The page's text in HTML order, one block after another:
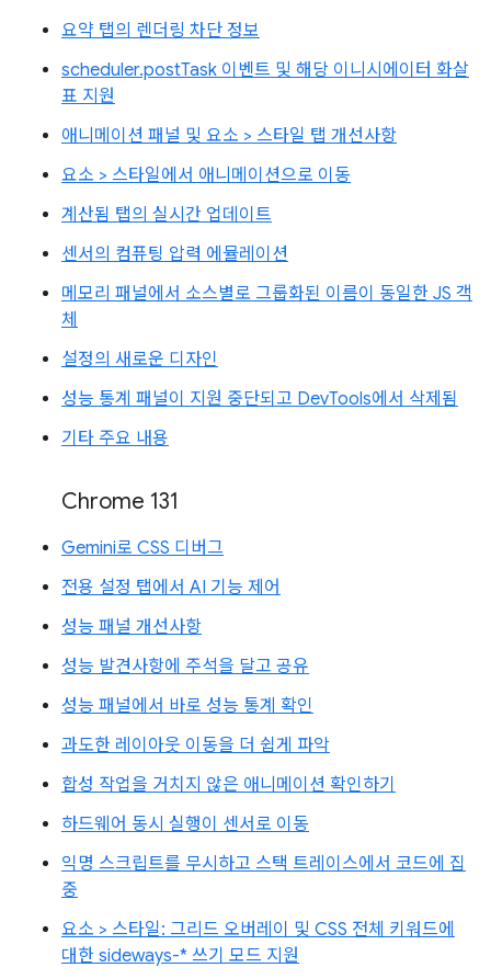
요약 탭의 렌더링 차단 정보
scheduler.postTask 이벤트 및 해당 이니시에이터 화살
표 지원
애니메이션 패널 및 요소 > 스타일 탭 개선사항
요소 > 스타일에서 애니메이션으로 이동
계산됨 탭의 실시간 업데이트
센서의 컴퓨팅 압력 에뮬레이션
메모리 패널에서 소스별로 그룹화된 이름이 동일한 JS 객
체
설정의 새로운 디자인
성능 통계 패널이 지원 중단되고 DevTools에서 삭제됨
기타 주요 내용
Chrome 131
Gemini로 CSS 디버그
전용 설정 탭에서 AI 기능 제어
성능 패널 개선사항
성능 발견사항에 주석을 달고 공유
성능 패널에서 바로 성능 통계 확인
과도한 레이아웃 이동을 더 쉽게 파악
합성 작업을 거치지 않은 애니메이션 확인하기
하드웨어 동시 실행이 센서로 이동
익명 스크립트를 무시하고 스택 트레이스에서 코드에 집
중
요소 > 스타일: 그리드 오버레이 및 CSS 전체 키워드에
대한 sideways-* 쓰기 모드 지원